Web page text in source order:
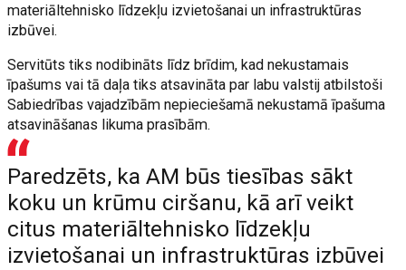
materiāltehnisko līdzekļu izvietošanai un infrastruktūras
izbūvei.
Servitūts tiks nodibināts līdz brīdim, kad nekustamais
īpašums vai tā daļa tiks atsavināta par labu valstij atbilstoši
Sabiedrības vajadzībām nepieciešamā nekustamā īpašuma
atsavināšanas likuma prasībām.
Paredzēts, ka AM būs tiesības sākt
koku un krūmu ciršanu, kā arī veikt
citus materiāltehnisko līdzekļu
izvietošanai un infrastruktūras izbūvei